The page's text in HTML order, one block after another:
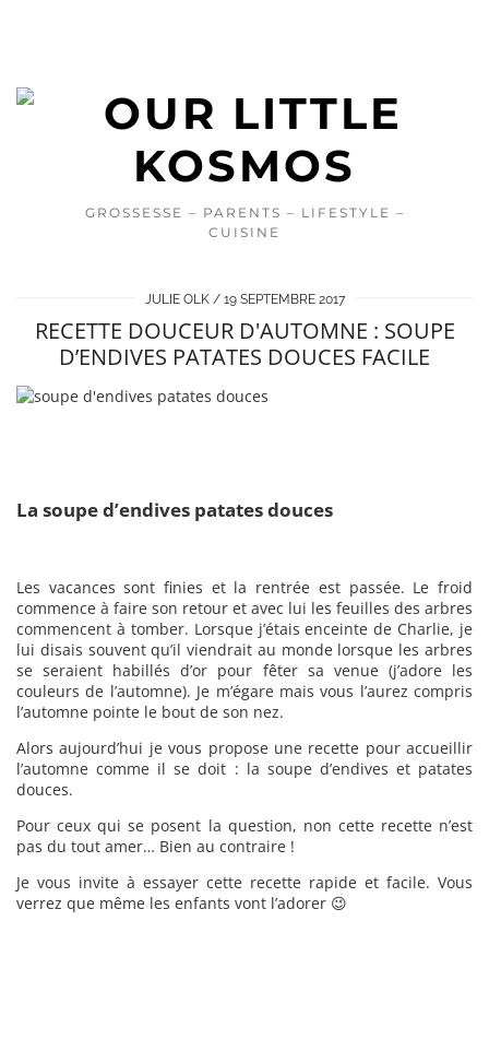
GROSSESSE – PARENTS – LIFESTYLE –
CUISINE
JULIE OLK 19 SEPTEMBRE 2017
RECETTE DOUCEUR D'AUTOMNE : SOUPE
D’ENDIVES PATATES DOUCES FACILE
La soupe d’endives patates douces
Les vacances sont finies et la rentrée est passée. Le froid
commence à faire son retour et avec lui les feuilles des arbres
commencent à tomber. Lorsque j’étais enceinte de Charlie, je
lui disais souvent qu’il viendrait au monde lorsque les arbres
se seraient habillés d’or pour fêter sa venue (j’adore les
couleurs de l’automne). Je m’égare mais vous l’aurez compris
l’automne pointe le bout de son nez.
Alors aujourd’hui je vous propose une recette pour accueillir
l’automne comme il se doit : la soupe d’endives et patates
douces.
Pour ceux qui se posent la question, non cette recette n’est
pas du tout amer… Bien au contraire !
Je vous invite à essayer cette recette rapide et facile. Vous
verrez que même les enfants vont l’adorer 😉